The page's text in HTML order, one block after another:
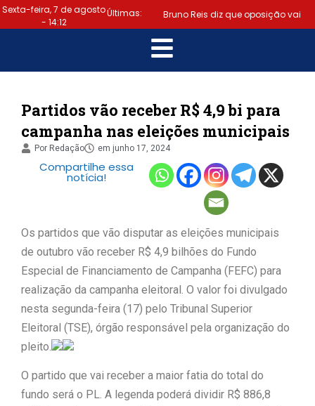
Sexta-feira, 7 de agosto
- 14:12
Últimas: Bruno Reis diz que oposição vai
escolher melhor estratégia para
vencer eleição nacional |
Último dia: prazo para regularizar
situação eleitoral e emitir título
termina hoje (6) | Samuel
Júnior luta em prol dos profissionais
de Lauro de Freitas disponibiliza
serviço gratuito de alertas de
emergência para população
caminhar com Flávio Bolsonaro”, diz
Junior Marabá | Leandro de
Partidos vão receber R$ 4,9 bi para
campanha nas eleições municipais
Por Redação em junho 17, 2024
Compartilhe essa
notícia!
Os partidos que vão disputar as eleições municipais
de outubro vão receber R$ 4,9 bilhões do Fundo
Especial de Financiamento de Campanha (FEFC) para
realização da campanha eleitoral. O valor foi divulgado
nesta segunda-feira (17) pelo Tribunal Superior
Eleitoral (TSE), órgão responsável pela organização do
pleito.
O partido que vai receber a maior fatia do total do
fundo será o PL. A legenda poderá dividir R$ 886,8